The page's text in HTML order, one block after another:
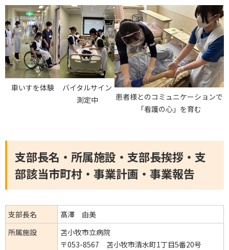
車いすを体験
バイタルサイン
測定中
患者様とのコミュニケーションで
「看護の心」を育む
支部長名・所属施設・支部長挨拶・支
部該当市町村・事業計画・事業報告
支部長名
髙澤 由美
所属施設
苫小牧市立病院
〒053-8567 苫小牧市清水町1丁目5番20号